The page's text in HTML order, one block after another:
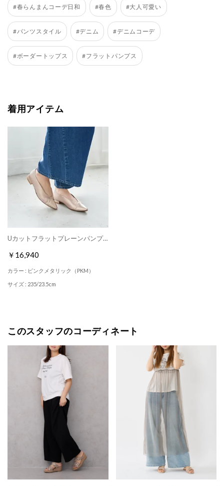
#春らんまんコーデ日和 #春色 #大人可愛い
#パンツスタイル #デニム #デニムコーデ
#ボーダートップス #フラットパンプス
着用アイテム
Uカットフラットプレーンパンプス （ピンクメタリック）
￥16,940
カラー : ピンクメタリック（PKM）
サイズ : 235/23.5cm
このスタッフのコーディネート